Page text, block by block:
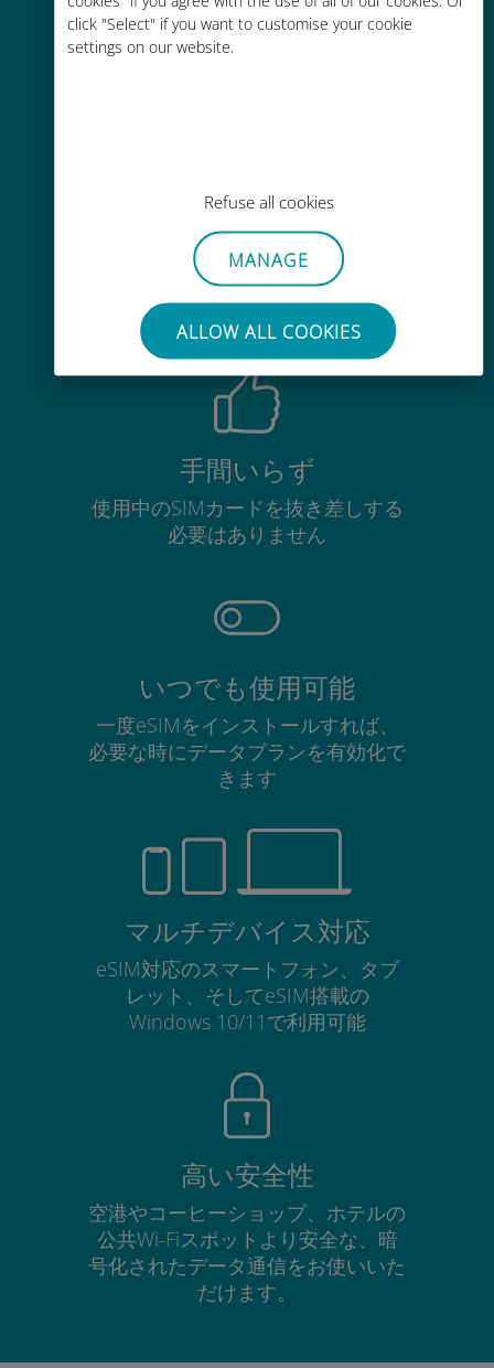
click "Select" if you want to customise your cookie
settings on our website.
Refuse all cookies
MANAGE
ALLOW ALL COOKIES
お客様が普段お使いのキャリアでロ
ーミングサービスを使った場合に比
かんたん追加購入
Wi-Fiやデータ残量がなくても、
Ubigiアプリでデータの追加購入が
手間いらず
使用中のSIMカードを抜き差しする
必要はありません
いつでも使用可能
一度eSIMをインストールすれば、
必要な時にデータプランを有効化で
きます
マルチデバイス対応
eSIM対応のスマートフォン、タブ
レット、そしてeSIM搭載の
Windows 10/11で利用可能
高い安全性
空港やコーヒーショップ、ホテルの
公共Wi-Fiスポットより安全な、暗
号化されたデータ通信をお使いいた
だけます。